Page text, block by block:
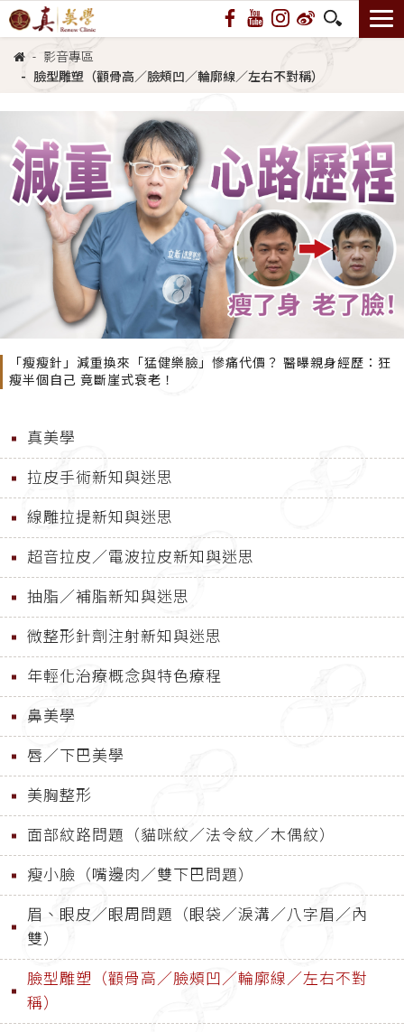
影音專區
臉型雕塑（顴骨高／臉頰凹／輪廓線／左右不對稱）
「瘦瘦針」減重換來「猛健樂臉」慘痛代價？ 醫曝親身經歷：狂
瘦半個自己 竟斷崖式衰老！
真美學
拉皮手術新知與迷思
線雕拉提新知與迷思
超音拉皮／電波拉皮新知與迷思
抽脂／補脂新知與迷思
微整形針劑注射新知與迷思
年輕化治療概念與特色療程
鼻美學
唇／下巴美學
美胸整形
面部紋路問題（貓咪紋／法令紋／木偶紋）
瘦小臉（嘴邊肉／雙下巴問題）
眉、眼皮／眼周問題（眼袋／淚溝／八字眉／內
雙）
臉型雕塑（顴骨高／臉頰凹／輪廓線／左右不對
稱）